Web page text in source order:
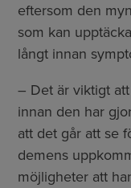
eftersom den
som kan
långt innan
– Det är viktigt
innan den har
att det går att se
demens
möjligheter att